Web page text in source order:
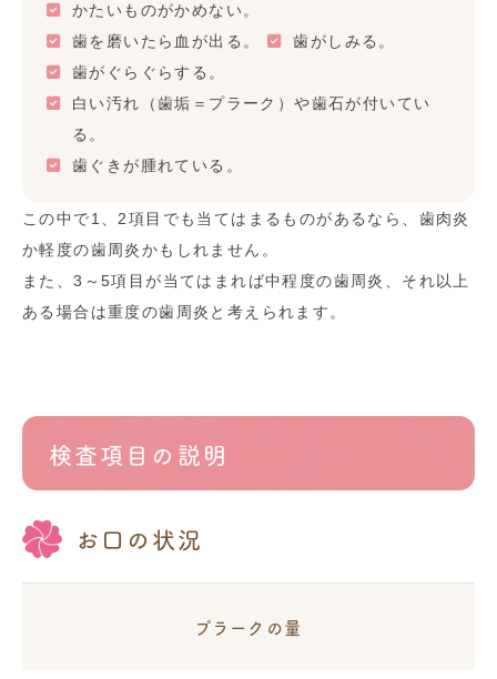
かたいものがかめない。
歯を磨いたら血が出る。
歯がしみる。
歯がぐらぐらする。
白い汚れ（歯垢＝プラーク）や歯石が付いてい
る。
歯ぐきが腫れている。
この中で1、2項目でも当てはまるものがあるなら、歯肉炎
か軽度の歯周炎かもしれません。
また、3～5項目が当てはまれば中程度の歯周炎、それ以上
ある場合は重度の歯周炎と考えられます。
検査項目の説明
お口の状況
プラークの量